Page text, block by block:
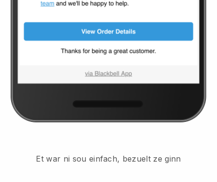
Et war ni sou einfach, bezuelt ze ginn